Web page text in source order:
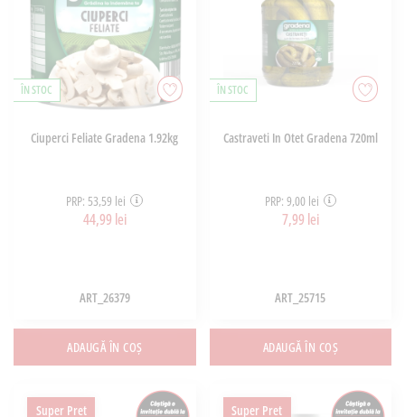
ÎN STOC
Ciuperci Feliate Gradena 1.92kg
PRP: 53,59 lei
44,99 lei
ART_26379
ADAUGĂ ÎN COȘ
ÎN STOC
Castraveti In Otet Gradena 720ml
PRP: 9,00 lei
7,99 lei
ART_25715
ADAUGĂ ÎN COȘ
Super Pret Super Pret